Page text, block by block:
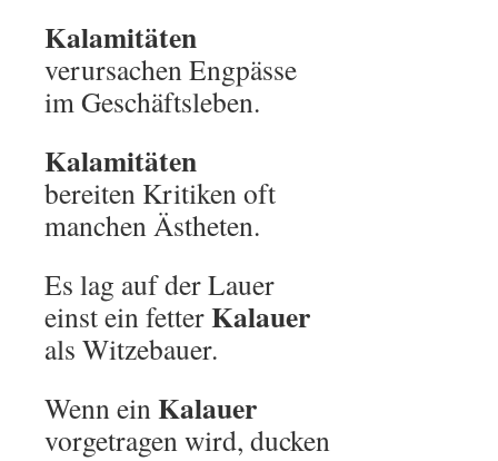
Kalamitäten
verursachen Engpässe
im Geschäftsleben.
Kalamitäten
bereiten Kritiken oft
manchen Ästheten.
Es lag auf der Lauer
einst ein fetterKalauer
als Witzebauer.
Wenn einKalauer
vorgetragen wird, ducken